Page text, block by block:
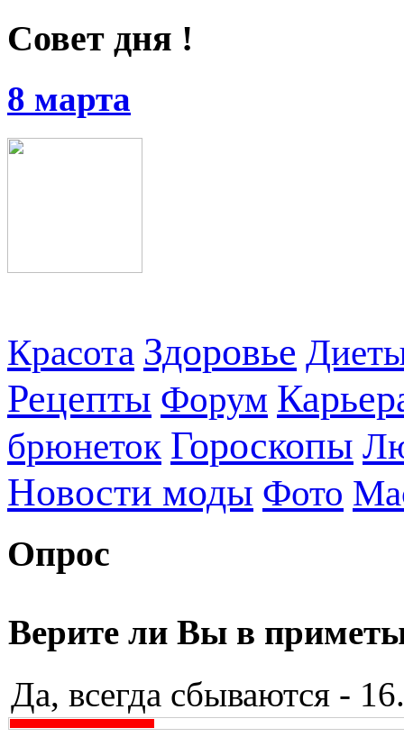
Совет дня !
8 марта
Красота Здоровье
Рецепты Форум
брюнеток Гороскопы
Новости моды Фото
Опрос
Верите ли Вы в
Да, всегда сбываются -